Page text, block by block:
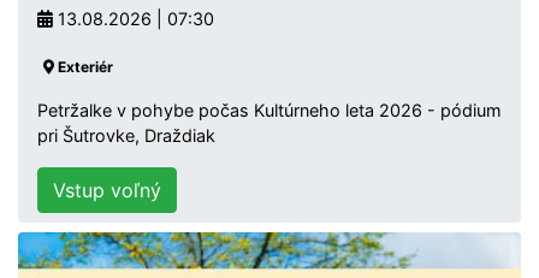
13.08.2026 | 07:30
Exteriér
Petržalke v pohybe počas Kultúrneho leta 2026 - pódium
pri Šutrovke, Draždiak
Vstup voľný